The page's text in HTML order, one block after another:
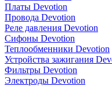
Платы Devotion
Провода Devotion
Реле давления Devotion
Сифоны Devotion
Теплообменники Devotion
Устройства зажигания
Фильтры Devotion
Электроды Devotion